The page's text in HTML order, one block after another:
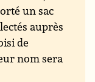
un sac
auprès
de
nom sera